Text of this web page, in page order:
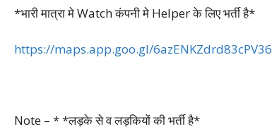
*भारी मात्रा मे Watch कंपनी मे Helper के लिए भर्ती है*
https://maps.app.goo.gl/6azENKZdrd83cPV36
Note – * *लड़के से व लड़कियों की भर्ती है*